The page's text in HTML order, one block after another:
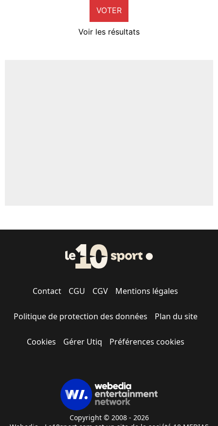
VOTER
Voir les résultats
Contact CGU CGV Mentions légales
Politique de protection des données Plan du site
Cookies Gérer Utiq Préférences cookies
Copyright © 2008 - 2026